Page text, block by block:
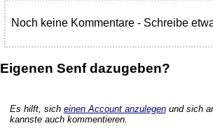
Noch keine Kommentare - Schreibe
Eigenen Senf dazugeben?
Es hilft, sich einen Account anzulegenund sich
kannste auch kommentieren.